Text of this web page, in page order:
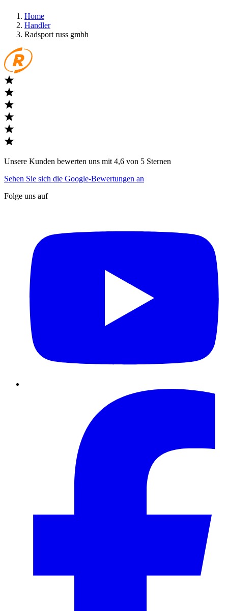
Home
Handler
Radsport russ gmbh
Unsere Kunden bewerten uns mit 4,6 von 5 Sternen
Sehen Sie sich die Google-Bewertungen an
Folge uns auf